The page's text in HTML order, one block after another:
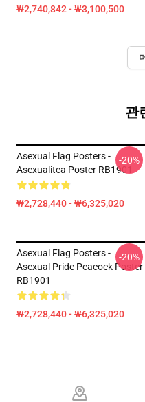
₩2,740,842 - ₩3,100,500
관
Asexual Flag Posters -
Asexualitea Poster RB1901
₩2,728,440 - ₩6,325,020
-20%
Asexual Flag Posters -
Asexual Pride Peacock Poster
RB1901
₩2,728,440 - ₩6,325,020
-20%